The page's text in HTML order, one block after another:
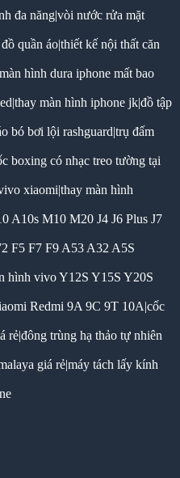
đa năng|vòi nước rửa mặt
quần áo|thiết kế nội thất căn
hình dura iphone mất bao
|thay màn hình iphone jk|đồ tập
bó bơi lội rashguard|trụ đấm
boxing có nhạc treo tường tại
xiaomi|thay màn hình
A10s M10 M20 J4 J6 Plus J7
F5 F7 F9 A53 A32 A5S
hình vivo Y12S Y15S Y20S
Redmi 9A 9C 9T 10A|cốc
rẻ|đông trùng hạ thảo tự nhiên
giá rẻ|máy tách lấy kính